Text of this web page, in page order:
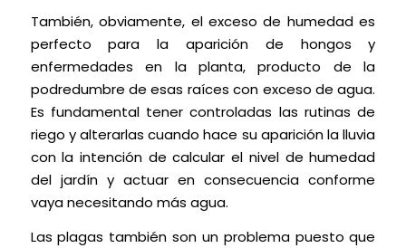
También, obviamente, el exceso de humedad es
perfecto para la aparición de hongos y
enfermedades en la planta, producto de la
podredumbre de esas raíces con exceso de agua.
Es fundamental tener controladas las rutinas de
riego y alterarlas cuando hace su aparición la lluvia
con la intención de calcular el nivel de humedad
del jardín y actuar en consecuencia conforme
vaya necesitando más agua.
Las plagas también son un problema puesto que